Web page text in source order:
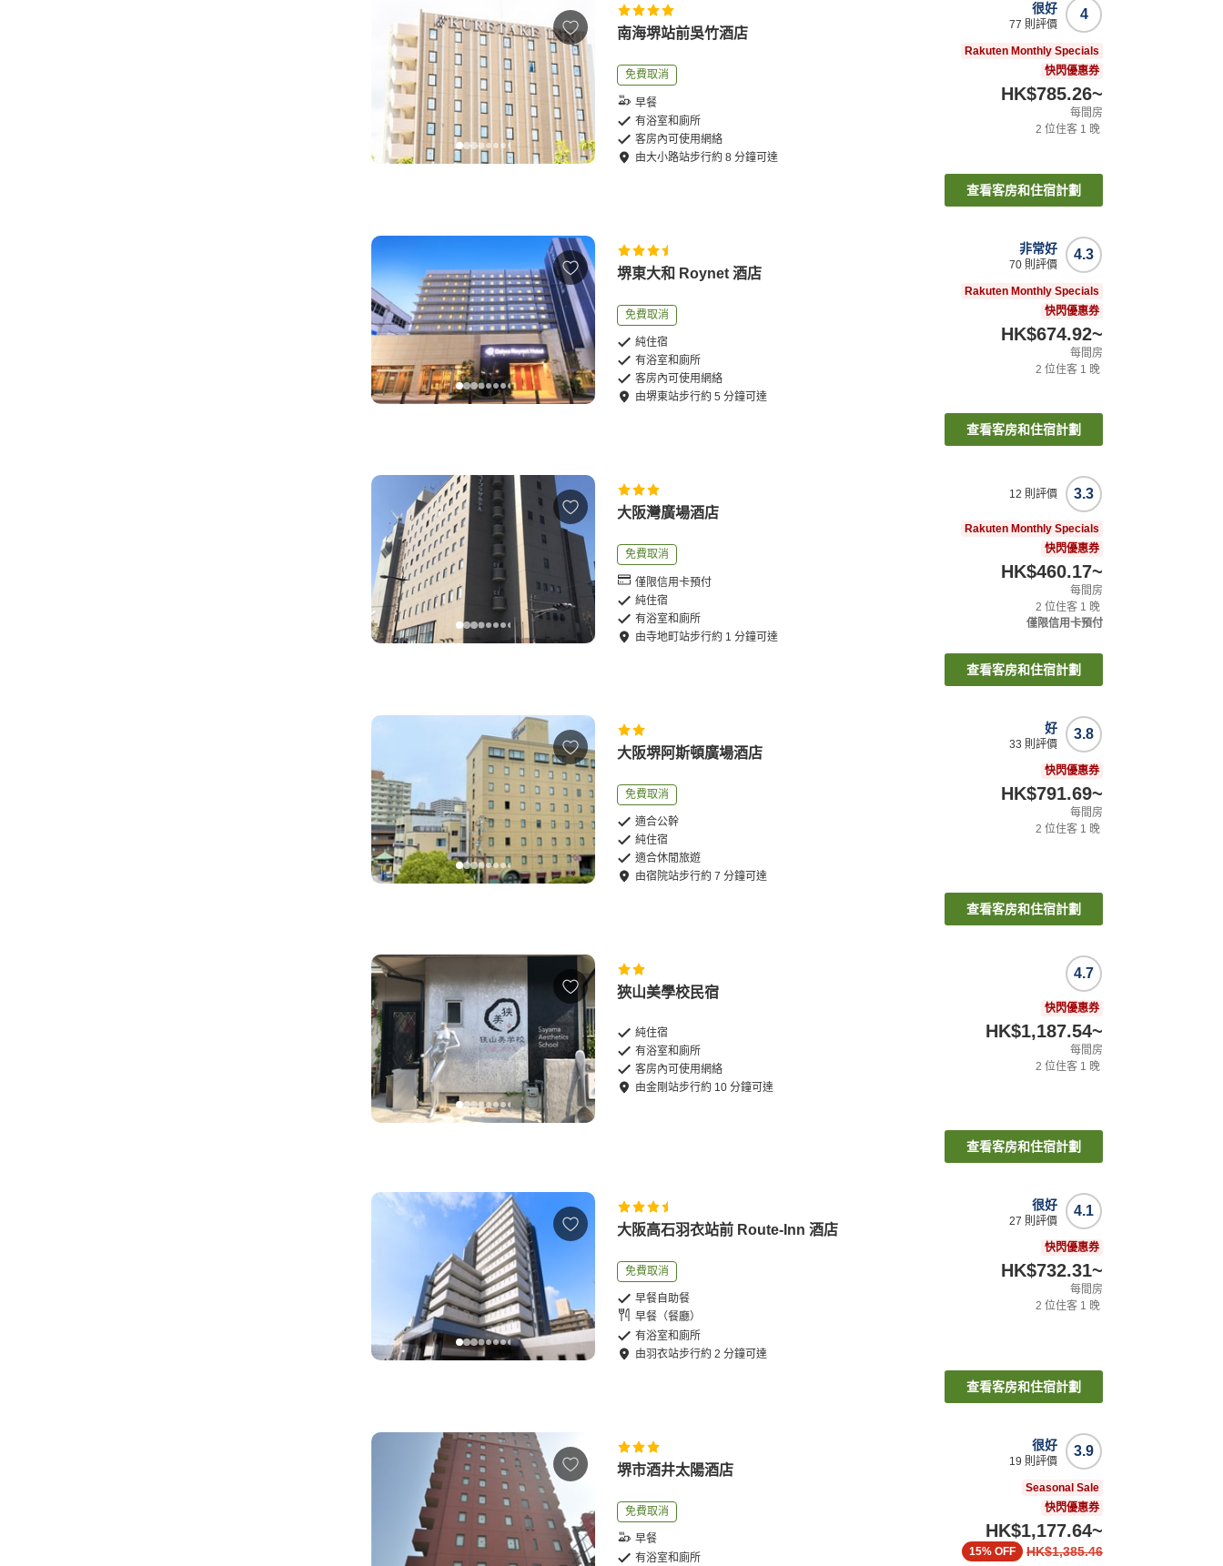
南海堺站前吳竹酒店
免費取消
早餐
有浴室和廁所
客房內可使用網絡
由大小路站步行約8 分鐘可達
4
很好
77 則評價
Rakuten Monthly Specials
快閃優惠券
HK$785.26~
每間房
2 位住客 1 晚
查看客房和住宿計劃
堺東大和 Roynet 酒店
免費取消
純住宿
有浴室和廁所
客房內可使用網絡
由堺東站步行約5 分鐘可達
4.3
非常好
70 則評價
Rakuten Monthly Specials
快閃優惠券
HK$674.92~
每間房
2 位住客 1 晚
查看客房和住宿計劃
大阪灣廣場酒店
免費取消
僅限信用卡預付
純住宿
有浴室和廁所
由寺地町站步行約 1 分鐘可達
3.3
12 則評價
Rakuten Monthly Specials
快閃優惠券
HK$460.17~
每間房
2 位住客 1 晚
僅限信用卡預付
查看客房和住宿計劃
大阪堺阿斯頓廣場酒店
免費取消
適合公幹
純住宿
適合休閒旅遊
由宿院站步行約7 分鐘可達
3.8
好
33 則評價
快閃優惠券
HK$791.69~
每間房
2 位住客 1 晚
查看客房和住宿計劃
狹山美學校民宿
純住宿
有浴室和廁所
客房內可使用網絡
由金剛站步行約 10 分鐘可達
4.7
快閃優惠券
HK$1,187.54~
每間房
2 位住客 1 晚
查看客房和住宿計劃
大阪高石羽衣站前 Route-Inn 酒店
免費取消
早餐自助餐
早餐（餐廳）
有浴室和廁所
由羽衣站步行約2 分鐘可達
4.1
很好
27 則評價
快閃優惠券
HK$732.31~
每間房
2 位住客 1 晚
查看客房和住宿計劃
堺市酒井太陽酒店
免費取消
早餐
有浴室和廁所
3.9
很好
19 則評價
Seasonal Sale
快閃優惠券
HK$1,177.64~
HK$1,385.46
15% OFF